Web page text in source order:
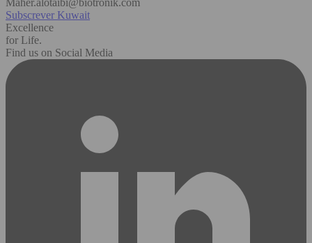
Maher.alotaibi@biotronik.com
Subscrever Kuwait
Excellence
for Life.
Find us on Social Media